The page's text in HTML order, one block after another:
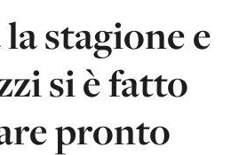
stagione e
si è fatto
pronto